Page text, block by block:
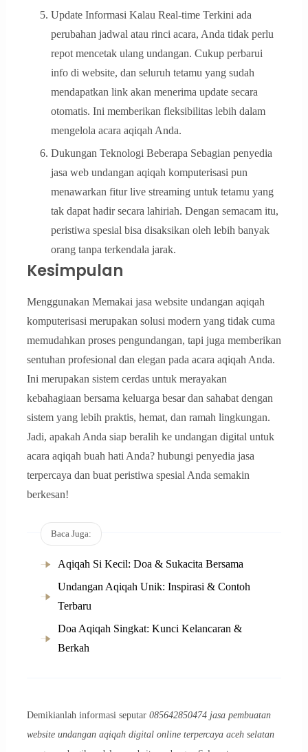
Update Informasi Kalau Real-time Terkini ada
perubahan jadwal atau rinci acara, Anda tidak perlu
repot mencetak ulang undangan. Cukup perbarui
info di website, dan seluruh tetamu yang sudah
mendapatkan link akan menerima update secara
otomatis. Ini memberikan fleksibilitas lebih dalam
mengelola acara aqiqah Anda.
Dukungan Teknologi Beberapa Sebagian penyedia
jasa web undangan aqiqah komputerisasi pun
menawarkan fitur live streaming untuk tetamu yang
tak dapat hadir secara lahiriah. Dengan semacam itu,
peristiwa spesial bisa disaksikan oleh lebih banyak
orang tanpa terkendala jarak.
Kesimpulan
Menggunakan Memakai jasa website undangan aqiqah
komputerisasi merupakan solusi modern yang tidak cuma
memudahkan proses pengundangan, tapi juga memberikan
sentuhan profesional dan elegan pada acara aqiqah Anda.
Ini merupakan sistem cerdas untuk merayakan
kebahagiaan bersama keluarga besar dan sahabat dengan
sistem yang lebih praktis, hemat, dan ramah lingkungan.
Jadi, apakah Anda siap beralih ke undangan digital untuk
acara aqiqah buah hati Anda? hubungi penyedia jasa
terpercaya dan buat peristiwa spesial Anda semakin
berkesan!
Baca Juga:
Aqiqah Si Kecil: Doa & Sukacita Bersama
Undangan Aqiqah Unik: Inspirasi & Contoh
Terbaru
Doa Aqiqah Singkat: Kunci Kelancaran &
Berkah
Demikianlah informasi seputar 085642850474 jasa pembuatan
website undangan aqiqah digital online terpercaya aceh selatan